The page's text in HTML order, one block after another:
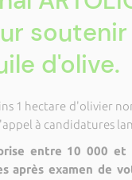
d'olive.
1 hectare d'olivier
à candidatures
entre 10 000
après examen de